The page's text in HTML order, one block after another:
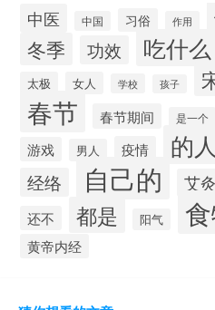
中医 中国 习俗 作用
冬季 功效 吃什么
太极 女人 学校 孩子
春节 春节期间 是一个
游戏 男人 疫情 的人
经络 自己的 艾灸
还不 都是 阳气
黄帝内经